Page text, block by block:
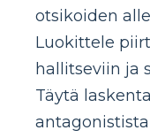
otsikoiden
Luokittele
hallitseviin ja
Täytä